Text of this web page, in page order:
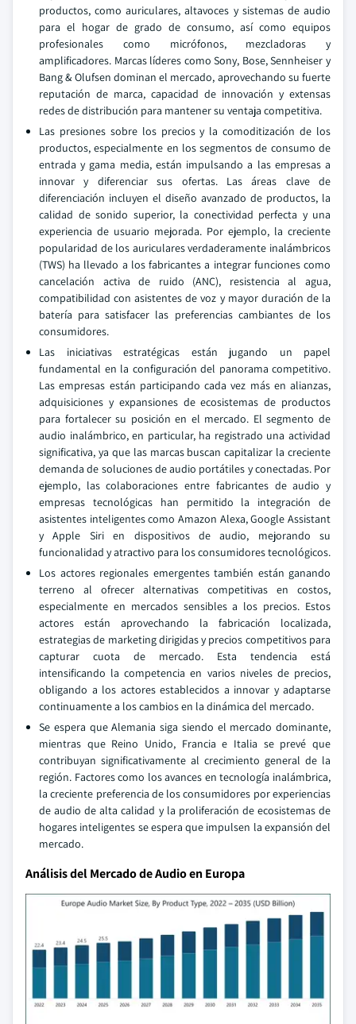
productos, como auriculares, altavoces y sistemas de audio
para el hogar de grado de consumo, así como equipos
profesionales como micrófonos, mezcladoras y
amplificadores. Marcas líderes como Sony, Bose, Sennheiser y
Bang & Olufsen dominan el mercado, aprovechando su fuerte
reputación de marca, capacidad de innovación y extensas
redes de distribución para mantener su ventaja competitiva.
Las presiones sobre los precios y la comoditización de los
productos, especialmente en los segmentos de consumo de
entrada y gama media, están impulsando a las empresas a
innovar y diferenciar sus ofertas. Las áreas clave de
diferenciación incluyen el diseño avanzado de productos, la
calidad de sonido superior, la conectividad perfecta y una
experiencia de usuario mejorada. Por ejemplo, la creciente
popularidad de los auriculares verdaderamente inalámbricos
(TWS) ha llevado a los fabricantes a integrar funciones como
cancelación activa de ruido (ANC), resistencia al agua,
compatibilidad con asistentes de voz y mayor duración de la
batería para satisfacer las preferencias cambiantes de los
consumidores.
Las iniciativas estratégicas están jugando un papel
fundamental en la configuración del panorama competitivo.
Las empresas están participando cada vez más en alianzas,
adquisiciones y expansiones de ecosistemas de productos
para fortalecer su posición en el mercado. El segmento de
audio inalámbrico, en particular, ha registrado una actividad
significativa, ya que las marcas buscan capitalizar la creciente
demanda de soluciones de audio portátiles y conectadas. Por
ejemplo, las colaboraciones entre fabricantes de audio y
empresas tecnológicas han permitido la integración de
asistentes inteligentes como Amazon Alexa, Google Assistant
y Apple Siri en dispositivos de audio, mejorando su
funcionalidad y atractivo para los consumidores tecnológicos.
Los actores regionales emergentes también están ganando
terreno al ofrecer alternativas competitivas en costos,
especialmente en mercados sensibles a los precios. Estos
actores están aprovechando la fabricación localizada,
estrategias de marketing dirigidas y precios competitivos para
capturar cuota de mercado. Esta tendencia está
intensificando la competencia en varios niveles de precios,
obligando a los actores establecidos a innovar y adaptarse
continuamente a los cambios en la dinámica del mercado.
Se espera que Alemania siga siendo el mercado dominante,
mientras que Reino Unido, Francia e Italia se prevé que
contribuyan significativamente al crecimiento general de la
región. Factores como los avances en tecnología inalámbrica,
la creciente preferencia de los consumidores por experiencias
de audio de alta calidad y la proliferación de ecosistemas de
hogares inteligentes se espera que impulsen la expansión del
mercado.
Análisis del Mercado de Audio en Europa